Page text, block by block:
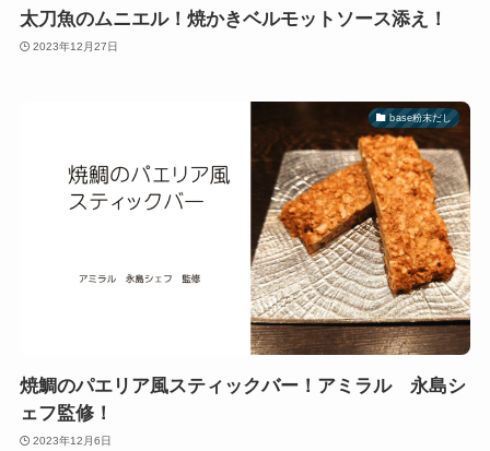
太刀魚のムニエル！焼かきベルモットソース添え！
2023年12月27日
base粉末だし
焼鯛のパエリア風スティックバー！アミラル 永島シ
ェフ監修！
2023年12月6日